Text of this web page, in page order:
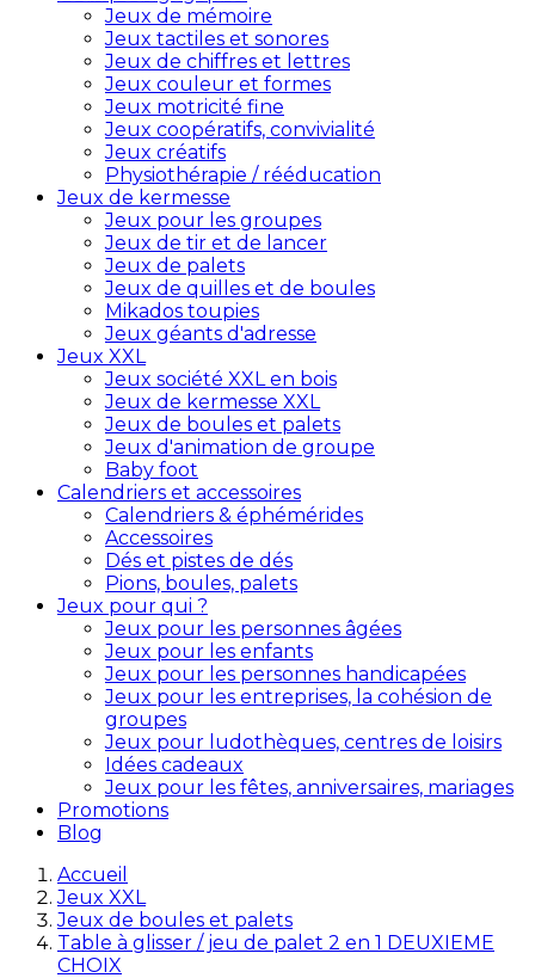
Jeux de mémoire
Jeux tactiles et sonores
Jeux de chiffres et lettres
Jeux couleur et formes
Jeux motricité fine
Jeux coopératifs, convivialité
Jeux créatifs
Physiothérapie / rééducation
Jeux de kermesse
Jeux pour les groupes
Jeux de tir et de lancer
Jeux de palets
Jeux de quilles et de boules
Mikados toupies
Jeux géants d'adresse
Jeux XXL
Jeux société XXL en bois
Jeux de kermesse XXL
Jeux de boules et palets
Jeux d'animation de groupe
Baby foot
Calendriers et accessoires
Calendriers & éphémérides
Accessoires
Dés et pistes de dés
Pions, boules, palets
Jeux pour qui ?
Jeux pour les personnes âgées
Jeux pour les enfants
Jeux pour les personnes handicapées
Jeux pour les entreprises, la cohésion de
groupes
Jeux pour ludothèques, centres de loisirs
Idées cadeaux
Jeux pour les fêtes, anniversaires, mariages
Promotions
Blog
Accueil
Jeux XXL
Jeux de boules et palets
Table à glisser / jeu de palet 2 en 1 DEUXIEME
CHOIX